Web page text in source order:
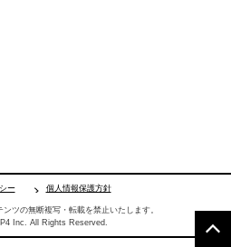
ー 個人情報保護方針
ツの無断複写・転載を禁止いたします。
Inc. All Rights Reserved.